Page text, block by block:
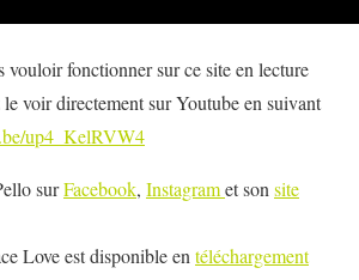
vouloir fonctionner sur ce site en lecture
voir directement sur Youtube en suivant
up4_KelRVW4
surFacebook, Instagramet son site
Love est disponible en téléchargement